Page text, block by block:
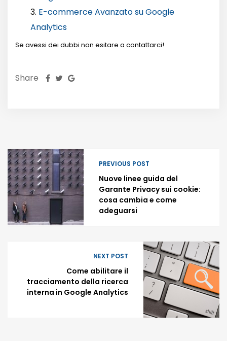
E-commerce Avanzato su Google
Analytics
Se avessi dei dubbi non esitare a contattarci!
Share
PREVIOUS POST
Nuove linee guida del
Garante Privacy sui cookie:
cosa cambia e come
adeguarsi
NEXT POST
Come abilitare il
tracciamento della ricerca
interna in Google Analytics